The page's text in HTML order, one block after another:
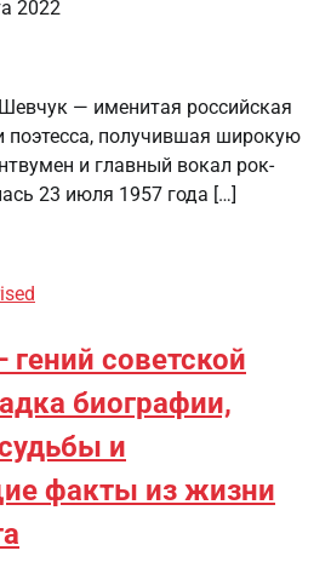
2022
— именитая российская
поэтесса, получившая широкую
и главный вокал рок-
23 июля 1957 года […]
советской
биографии,
и
факты из жизни